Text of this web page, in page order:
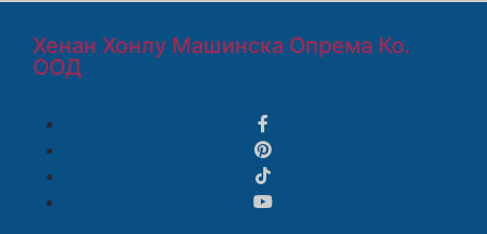
Хенан Хонлу Машинска Опрема Ко.
ООД